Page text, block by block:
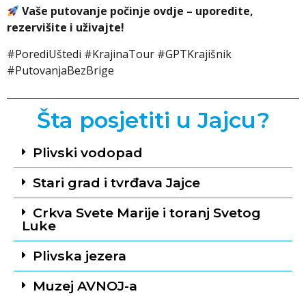
Vaše putovanje počinje ovdje – uporedite,
rezervišite i uživajte!
#PorediUštedi #KrajinaTour #GPTKrajišnik
#PutovanjaBezBrige
Šta posjetiti u Jajcu?
Plivski vodopad
Stari grad i tvrđava Jajce
Crkva Svete Marije i toranj Svetog
Luke
Plivska jezera
Muzej AVNOJ-a